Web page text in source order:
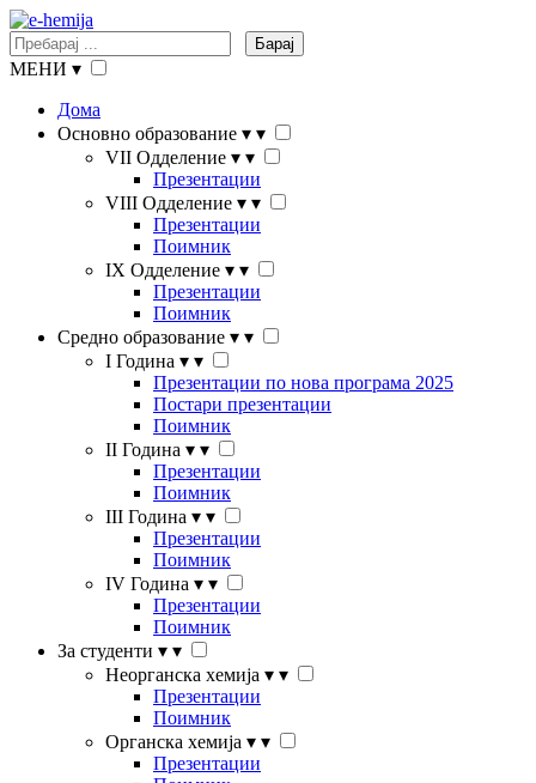
Барај
МЕНИ ▾
Дома
Основно образование ▾ ▾
VII Одделение ▾ ▾
Презентации
VIII Одделение ▾ ▾
Презентации
Поимник
IX Одделение ▾ ▾
Презентации
Поимник
Средно образование ▾ ▾
I Година ▾ ▾
Презентации по нова програма 2025
Постари презентации
Поимник
II Година ▾ ▾
Презентации
Поимник
III Година ▾ ▾
Презентации
Поимник
IV Година ▾ ▾
Презентации
Поимник
За студенти ▾ ▾
Неорганска хемија ▾ ▾
Презентации
Поимник
Органска хемија ▾ ▾
Презентации